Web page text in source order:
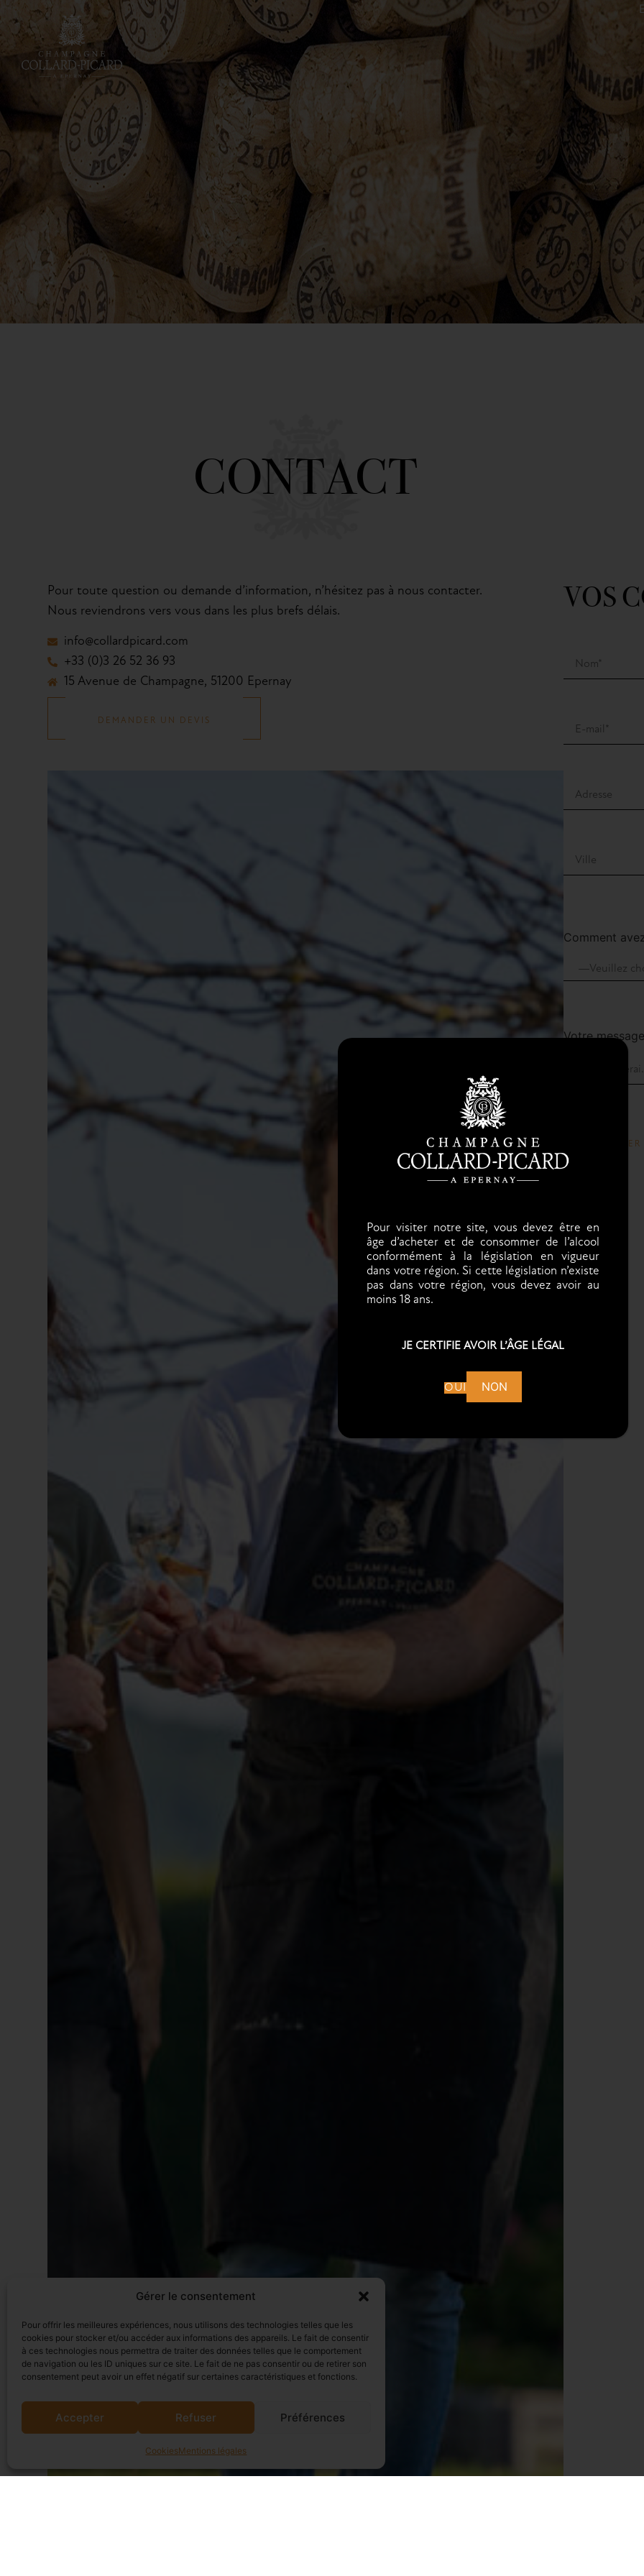
Gérer le consentement
Pour offrir les meilleures expériences, nous utilisons des technologies telles que les
cookies pour stocker et/ou accéder aux informations des appareils. Le fait de consentir
à ces technologies nous permettra de traiter des données telles que le comportement
de navigation ou les ID uniques sur ce site. Le fait de ne pas consentir ou de retirer son
consentement peut avoir un effet négatif sur certaines caractéristiques et fonctions.
Accepter Refuser Préférences
CookiesMentions légales
CONTACT
Pour toute question ou demande d’information, n’hésitez pas à nous contacter.
Nous reviendrons vers vous dans les plus brefs délais.
info@collardpicard.com
+33 (0)3 26 52 36 93
15 Avenue de Champagne, 51200 Epernay
DEMANDER UN DEVIS
VOS
Comment
Votre
Pour visiter notre site, vous devez être en
âge d’acheter et de consommer de l’alcool
conformément à la législation en vigueur
dans votre région. Si cette législation n’existe
pas dans votre région, vous devez avoir au
moins 18 ans.
JE CERTIFIE AVOIR L’ÂGE LÉGAL
OUI NON